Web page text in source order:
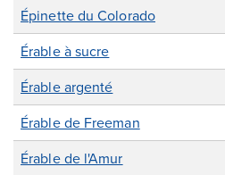
Épinette du Colorado
Érable à sucre
Érable argenté
Érable de Freeman
Érable de l'Amur